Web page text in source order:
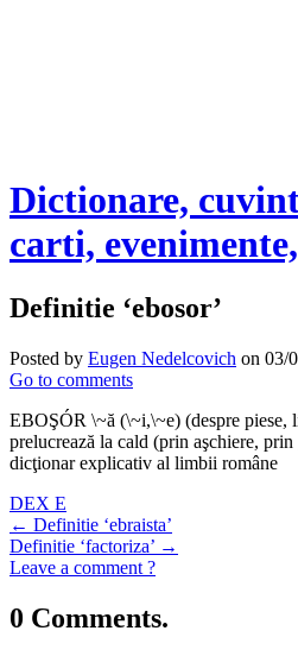
Dictionare,
carti,
Definitie ‘ebosor’
Posted by Eugen Nedelcovich on 03/
Go to comments
EBOŞÓR \~ă (\~i,\~e) (despre piese,
prelucrează la cald (prin aşchiere,
dicţionar explicativ al limbii române
DEX E
← Definitie ‘ebraista’
Definitie ‘factoriza’ →
Leave a comment ?
0 Comments.